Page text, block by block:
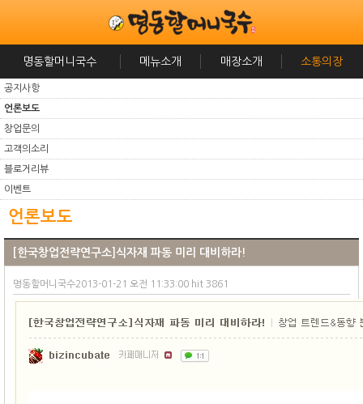
명동할머니국수 메뉴소개 매장소개 소통의장
공지사항
언론보도
창업문의
고객의소리
블로거리뷰
이벤트
언론보도
[한국창업전략연구소]식자재 파동 미리 대비하라!
명동할머니국수2013-01-21 오전 11:33:00 hit 3861